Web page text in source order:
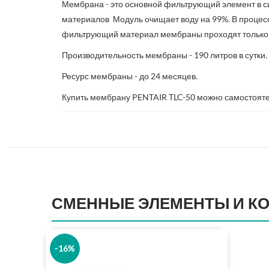
Мембрана - это основной фильтрующий элемент в
материалов Модуль очищает воду на 99%. В
фильтрующий материал мембраны проходят
Производительность мембраны - 190 литров в сутки.
Ресурс мембраны - до 24 месяцев.
Купить мембрану PENTAIR TLC-50 можно
СМЕННЫЕ ЭЛЕМЕНТЫ И
-16%